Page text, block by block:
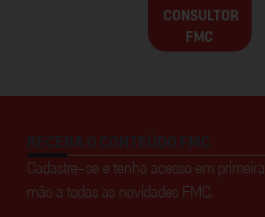
CONSULTOR
FMC
Cadastre-se e tenha acesso em primeira
mão a todas as novidades FMC.